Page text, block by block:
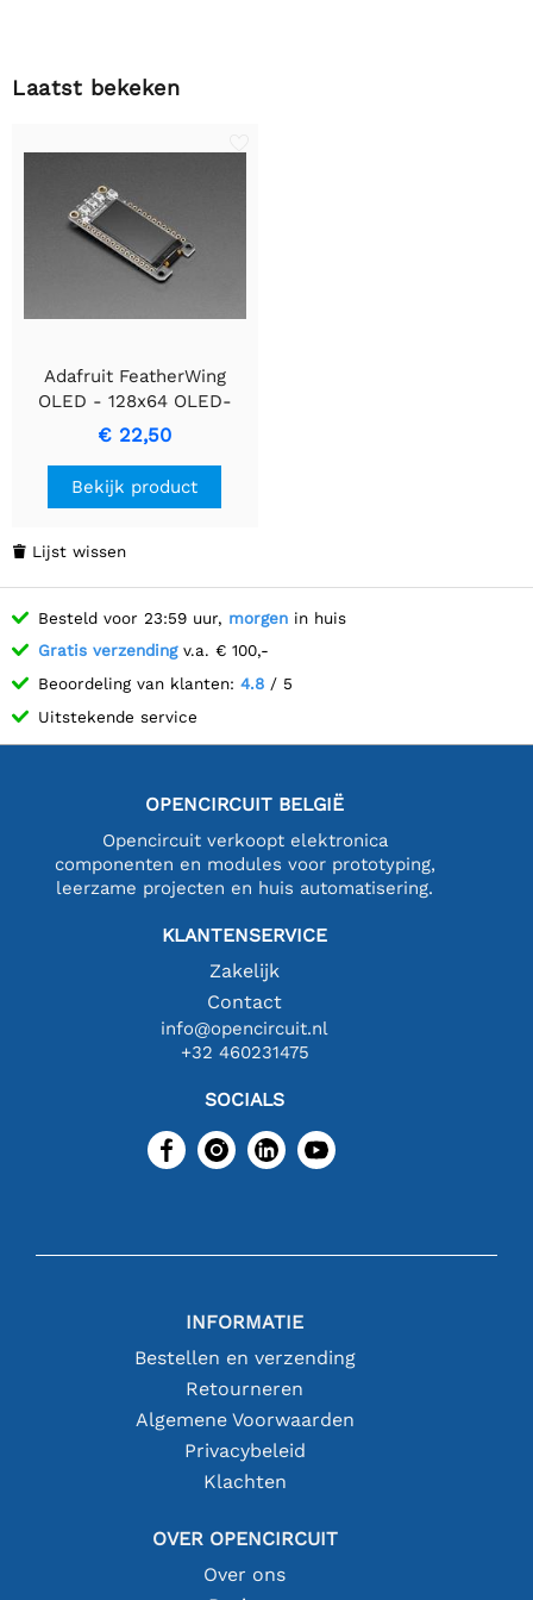
Laatst bekeken
Adafruit FeatherWing
OLED - 128x64 OLED-
add-on voor feather
€ 22,50
Bekijk product
 Lijst wissen
Besteld voor 23:59 uur, morgen in huis
Gratis verzendingv.a. € 100,-
Beoordeling van klanten: 4.8 / 5
Uitstekende service
OPENCIRCUIT BELGIË
Opencircuit verkoopt elektronica
componenten en modules voor prototyping,
leerzame projecten en huis automatisering.
KLANTENSERVICE
Zakelijk
Contact
info@opencircuit.nl
+32 460231475
SOCIALS
INFORMATIE
Bestellen en verzending
Retourneren
Algemene Voorwaarden
Privacybeleid
Klachten
OVER OPENCIRCUIT
Over ons